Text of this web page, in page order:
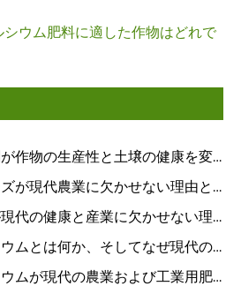
ウム肥料に適した作物はどれで
作物の生産性と土壌の健康を変
が現代農業に欠かせない理由と
代の健康と産業に欠かせない理
ムとは何か、そしてなぜ現代の
か
ムが現代の農業および工業用肥